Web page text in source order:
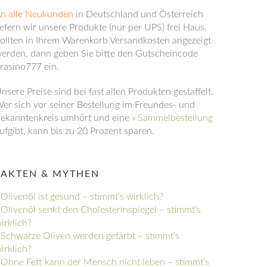
alle Neukunden in Deutschland und Österreich
wir unsere Produkte (nur per UPS) frei Haus.
in Ihrem Warenkorb Versandkosten angezeigt
dann geben Sie bitte den Gutscheincode
ein.
Preise sind bei fast allen Produkten gestaffelt.
sich vor seiner Bestellung im Freundes- und
umhört und eine » Sammelbestellung
kann bis zu 20 Prozent sparen.
& MYTHEN
Olivenöl ist gesund – stimmt’s wirklich?
Olivenöl senkt den Cholesterinspiegel – stimmt’s
Schwarze Oliven werden gefärbt – stimmt’s
Ohne Fett kann der Mensch nicht leben – stimmt’s